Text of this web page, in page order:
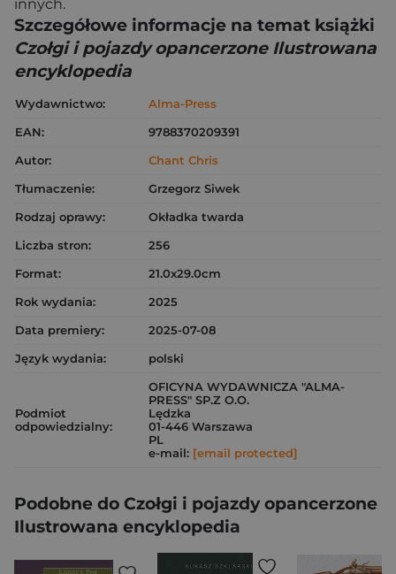
innych.
Szczegółowe informacje na temat książki
Czołgi i pojazdy opancerzone Ilustrowana
encyklopedia
Wydawnictwo:
Alma-Press
EAN:
9788370209391
Autor:
Chant Chris
Tłumaczenie:
Grzegorz Siwek
Rodzaj oprawy:
Okładka twarda
Liczba stron:
256
Format:
21.0x29.0cm
Rok wydania:
2025
Data premiery:
2025-07-08
Język wydania:
polski
Podmiot
odpowiedzialny:
OFICYNA WYDAWNICZA "ALMA-
PRESS" SP.Z O.O.
Lędzka
01-446 Warszawa
PL
e-mail: [email protected]
Podobne do Czołgi i pojazdy opancerzone
Ilustrowana encyklopedia